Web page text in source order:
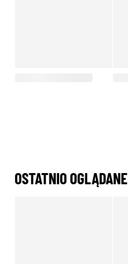
OSTATNIO OGLĄDANE